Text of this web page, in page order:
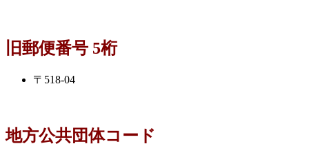
旧郵便番号 5桁
〒518-04
地方公共団体コード